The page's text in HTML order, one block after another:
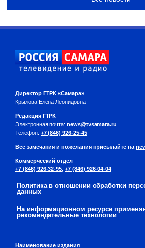
Директор ГТРК «Самара»
Крылова Елена Леонидовна
Редакция ГТРК
Электронная почта: news@tvsamara.ru
Телефон: +7 (846) 926-25-45
Все замечания и пожелания присылайте на
Коммерческий отдел
+7 (846) 926-32-95 +7 (846) 926-04-04
Политика в отношении обработки
данных
На информационном ресурсе
рекомендательные технологии
Наименование издания